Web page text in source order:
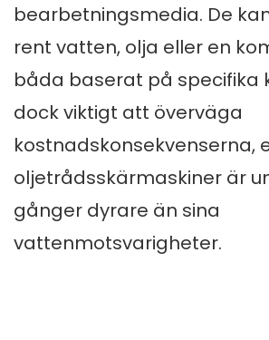
bearbetningsmedia. De
rent vatten, olja eller en
båda baserat på specifika
dock viktigt att överväga
kostnadskonsekvenserna,
oljetrådsskärmaskiner är
gånger dyrare än sina
vattenmotsvarigheter.